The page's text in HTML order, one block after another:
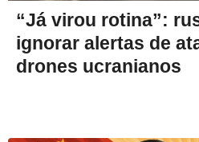
“Já virou rotina”:
ignorar alertas de
drones ucranianos